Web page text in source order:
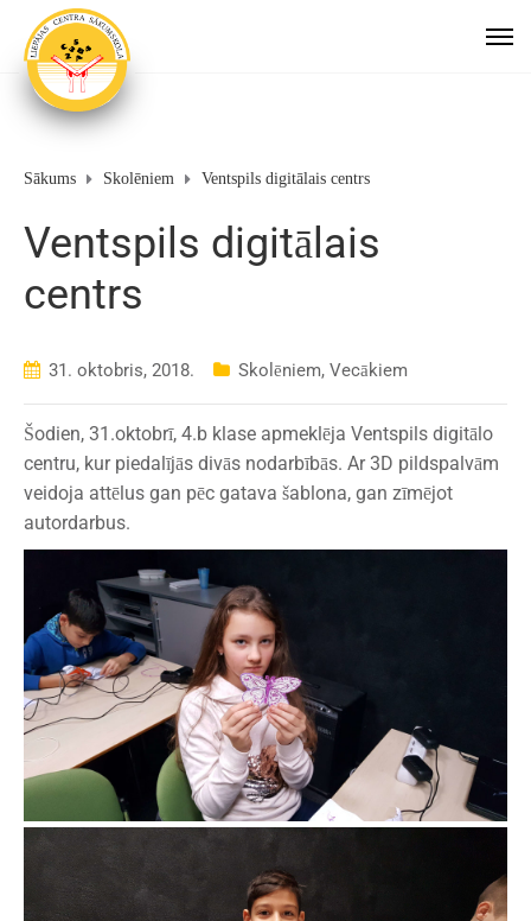
Sākums Skolēniem Ventspils digitālais centrs
Ventspils digitālais
centrs
31. oktobris, 2018. Skolēniem, Vecākiem
Šodien, 31.oktobrī, 4.b klase apmeklēja Ventspils digitālo
centru, kur piedalījās divās nodarbībās. Ar 3D pildspalvām
veidoja attēlus gan pēc gatava šablona, gan zīmējot
autordarbus.